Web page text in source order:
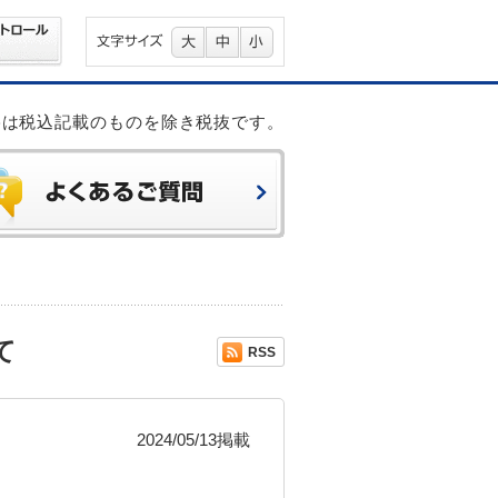
税込記載のものを除き税抜です。
RSS
2024/05/13掲載